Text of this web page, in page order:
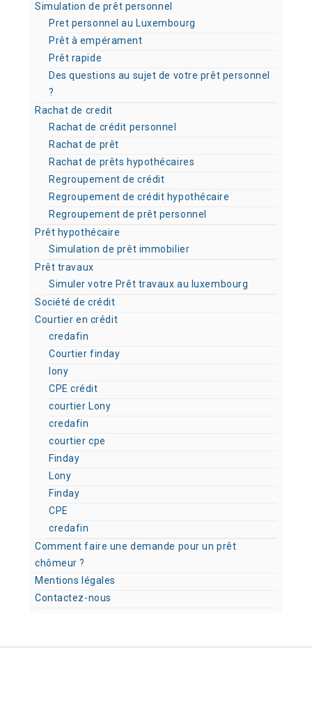
Simulation de prêt personnel
Pret personnel au Luxembourg
Prêt à empérament
Prêt rapide
Des questions au sujet de votre prêt personnel
?
Rachat de credit
Rachat de crédit personnel
Rachat de prêt
Rachat de prêts hypothécaires
Regroupement de crédit
Regroupement de crédit hypothécaire
Regroupement de prêt personnel
Prêt hypothécaire
Simulation de prêt immobilier
Prêt travaux
Simuler votre Prêt travaux au luxembourg
Société de crédit
Courtier en crédit
credafin
Courtier finday
lony
CPE crédit
courtier Lony
credafin
courtier cpe
Finday
Lony
Finday
CPE
credafin
Comment faire une demande pour un prêt
chômeur ?
Mentions légales
Contactez-nous